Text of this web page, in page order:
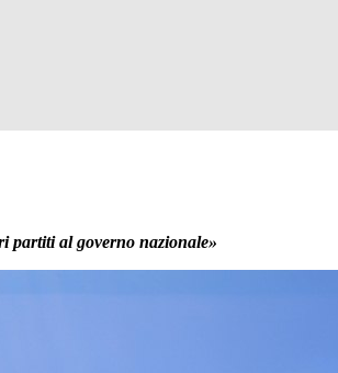
partiti al governo nazionale»